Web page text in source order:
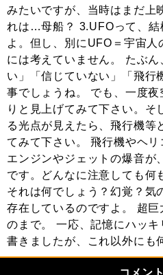
みたいですが、当時はまだ上
れは…母船？ 3.UFOって、結
よ。但し、別にUFO＝宇宙
には考えていません。 たぶ
い」「信じていない」「飛行
事でしょうね。 でも、一度夜
りと見上げてみて下さい。そ
る光点が見えたら、飛行機等
てみて下さい。 飛行機やヘ
エンジンやジェットの爆音が
です。どんなに注意しても何
それは何でしょう？幻覚？気
存在しているのですよ。 超
のまで。 一応、記憶にハッ
書きましたが、これ以外にも
コメン